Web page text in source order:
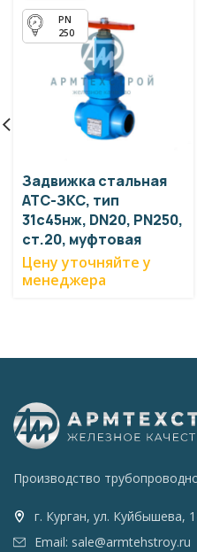
250
Задвижка стальная
АТС-ЗКС, тип
31с45нж, DN20, PN250,
ст.20, муфтовая
Цену уточняйте у
менеджера
Производство
г. Курган, ул. Куйбышева,
Email: sale@armtehstroy.ru